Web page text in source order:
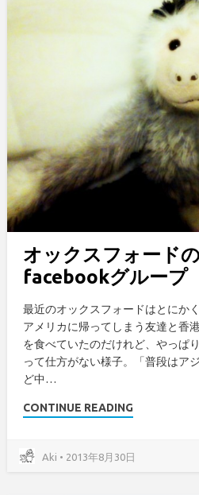
オックスフォード
facebookグループ
最近のオックスフォードはとにか
アメリカに帰ってしまう友達と香
を食べていたのだけれど、やっぱ
って仕方がない様子。「普段はア
ど中…
CONTINUE READING
Aki • 2013年8月30日